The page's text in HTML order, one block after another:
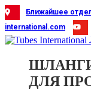
Skip
to
content
Ближайшее
international.com
ДЛЯ